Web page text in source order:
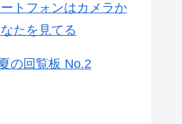
トフォンはカメラか
たを見てる
の回覧板 No.2